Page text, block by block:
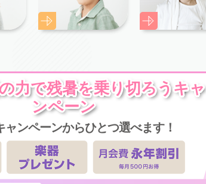
力で残暑を乗り切ろうキャ
ンペーン
ャンペーンからひとつ選べます！